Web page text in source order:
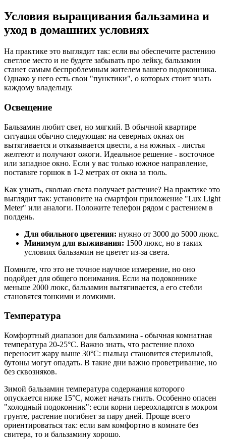
Условия выращивания бальзамина и
уход в домашних условиях
На практике это выглядит так: если вы обеспечите растению
светлое место и не будете забывать про лейку, бальзамин
станет самым беспроблемным жителем вашего подоконника.
Однако у него есть свои "пунктики", о которых стоит знать
каждому владельцу.
Освещение
Бальзамин любит свет, но мягкий. В обычной квартире
ситуация обычно следующая: на северных окнах он
вытягивается и отказывается цвести, а на южных - листья
желтеют и получают ожоги. Идеальное решение - восточное
или западное окно. Если у вас только южное направление,
поставьте горшок в 1-2 метрах от окна за тюль.
Как узнать, сколько света получает растение? На практике это
выглядит так: установите на смартфон приложение "Lux Light
Meter" или аналоги. Положите телефон рядом с растением в
полдень.
Для обильного цветения: нужно от 3000 до 5000 люкс.
Минимум для выживания: 1500 люкс, но в таких
условиях бальзамин не цветет из-за света.
Помните, что это не точное научное измерение, но оно
подойдет для общего понимания. Если на подоконнике
меньше 2000 люкс, бальзамин вытягивается, а его стебли
становятся тонкими и ломкими.
Температура
Комфортный диапазон для бальзамина - обычная комнатная
температура 20-25°C. Важно знать, что растение плохо
переносит жару выше 30°C: пыльца становится стерильной,
бутоны могут опадать. В такие дни важно проветривание, но
без сквозняков.
Зимой бальзамин температура содержания которого
опускается ниже 15°C, может начать гнить. Особенно опасен
"холодный подоконник": если корни переохладятся в мокром
грунте, растение погибнет за пару дней. Проще всего
ориентироваться так: если вам комфортно в комнате без
свитера, то и бальзамину хорошо.